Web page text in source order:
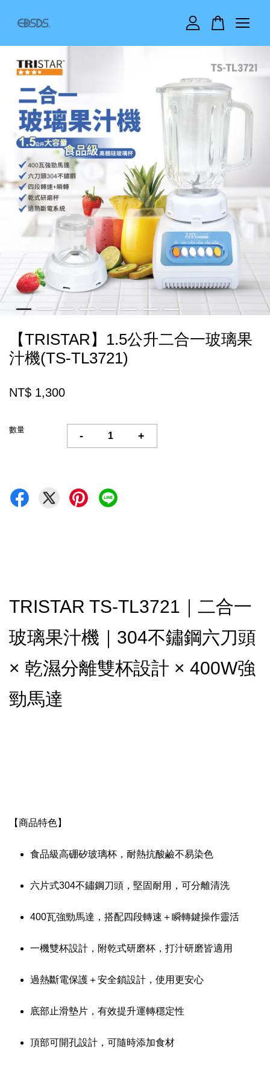
【TRISTAR】1.5公升二合一玻璃果
汁機(TS-TL3721)
NT$ 1,300
數量
- +
TRISTAR TS-TL3721｜二合一
玻璃果汁機｜304不鏽鋼六刀頭
× 乾濕分離雙杯設計 × 400W強
勁馬達
【商品特色】
食品級高硼矽玻璃杯，耐熱抗酸鹼不易染色
六片式304不鏽鋼刀頭，堅固耐用，可分離清洗
400瓦強勁馬達，搭配四段轉速＋瞬轉鍵操作靈活
一機雙杯設計，附乾式研磨杯，打汁研磨皆適用
過熱斷電保護＋安全鎖設計，使用更安心
底部止滑墊片，有效提升運轉穩定性
頂部可開孔設計，可隨時添加食材
您的購物車目前還是空的。